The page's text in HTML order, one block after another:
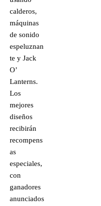
calderos,
máquinas
de sonido
espeluznan
te y Jack
O’
Lanterns.
Los
mejores
diseños
recibirán
recompens
as
especiales,
con
ganadores
anunciados